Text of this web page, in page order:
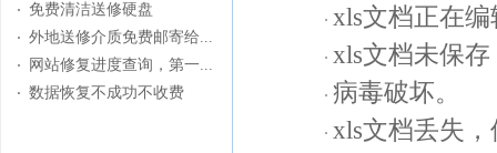
免费清洁送修硬盘
外地送修介质免费邮寄给...
网站修复进度查询，第一...
数据恢复不成功不收费
xls文档正在
xls文档未保
病毒破坏。
xls文档丢失